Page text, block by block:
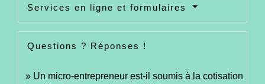
Services en ligne et formulaires
Questions ? Réponses !
Un micro-entrepreneur est-il soumis à la cotisation